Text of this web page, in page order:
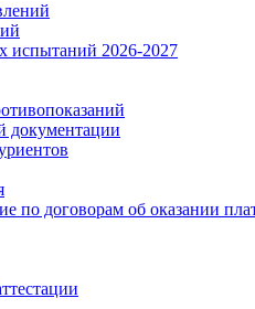
испытаний 2026-2027
документации
по договорам об оказании